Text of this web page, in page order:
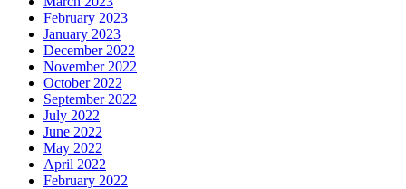
February 2023
January 2023
December 2022
November 2022
October 2022
September 2022
July 2022
June 2022
May 2022
April 2022
February 2022